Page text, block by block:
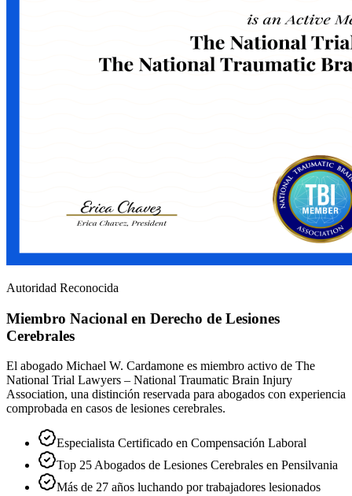
Autoridad Reconocida
Miembro Nacional en Derecho de Lesiones
Cerebrales
El abogado Michael W. Cardamone es miembro activo de The
National Trial Lawyers – National Traumatic Brain Injury
Association, una distinción reservada para abogados con experiencia
comprobada en casos de lesiones cerebrales.
Especialista Certificado en Compensación Laboral
Top 25 Abogados de Lesiones Cerebrales en Pensilvania
Más de 27 años luchando por trabajadores lesionados